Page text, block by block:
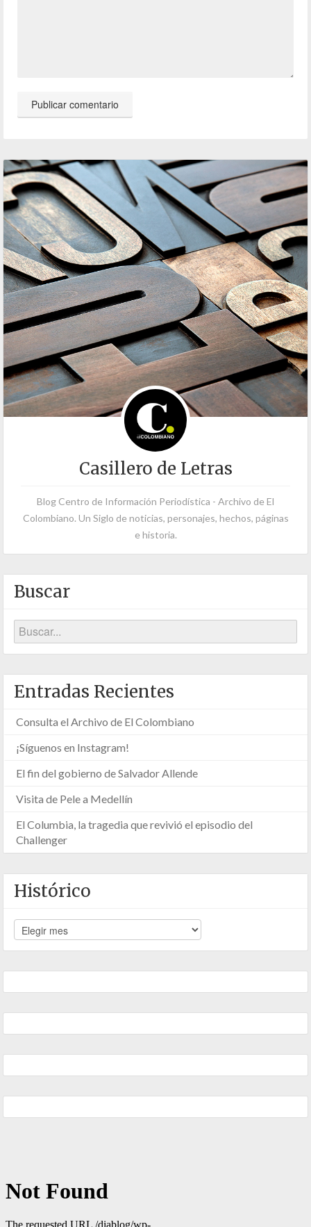
Casillero de Letras
Blog Centro de Información Periodística - Archivo de El
Colombiano. Un Siglo de noticias, personajes, hechos, páginas
e historia.
Buscar
Entradas Recientes
Consulta el Archivo de El Colombiano
¡Síguenos en Instagram!
El fin del gobierno de Salvador Allende
Visita de Pele a Medellín
El Columbia, la tragedia que revivió el episodio del
Challenger
Histórico